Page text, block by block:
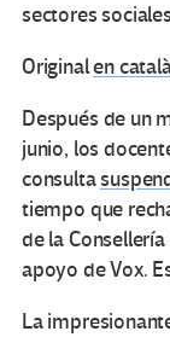
sectores sociales
Originalen
Después de un
junio, los
consulta
tiempo que
de la
apoyo de Vox.
La